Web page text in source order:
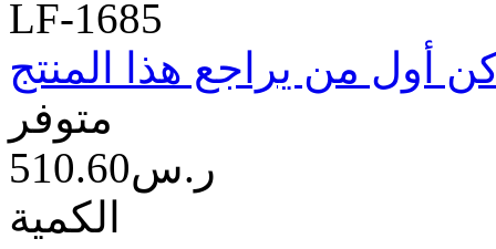
LF-1685
أول من يراجع هذا المنتج
متوفر
510.60ر.س‏
الكمية